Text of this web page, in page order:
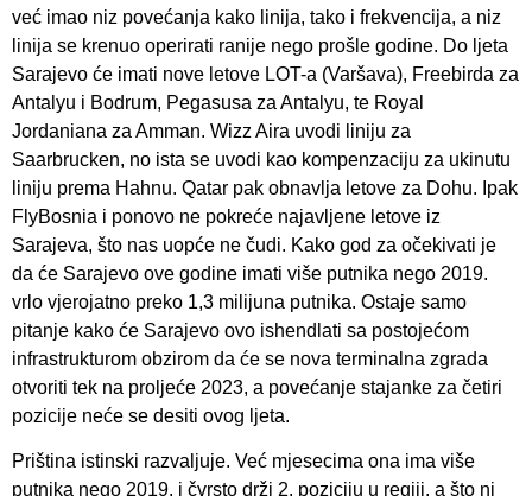
već imao niz povećanja kako linija, tako i frekvencija, a niz
linija se krenuo operirati ranije nego prošle godine. Do ljeta
Sarajevo će imati nove letove LOT-a (Varšava), Freebirda za
Antalyu i Bodrum, Pegasusa za Antalyu, te Royal
Jordaniana za Amman. Wizz Aira uvodi liniju za
Saarbrucken, no ista se uvodi kao kompenzaciju za ukinutu
liniju prema Hahnu. Qatar pak obnavlja letove za Dohu. Ipak
FlyBosnia i ponovo ne pokreće najavljene letove iz
Sarajeva, što nas uopće ne čudi. Kako god za očekivati je
da će Sarajevo ove godine imati više putnika nego 2019.
vrlo vjerojatno preko 1,3 milijuna putnika. Ostaje samo
pitanje kako će Sarajevo ovo ishendlati sa postojećom
infrastrukturom obzirom da će se nova terminalna zgrada
otvoriti tek na proljeće 2023, a povećanje stajanke za četiri
pozicije neće se desiti ovog ljeta.
Priština istinski razvaljuje. Već mjesecima ona ima više
putnika nego 2019. i čvrsto drži 2. poziciju u regiji, a što ni